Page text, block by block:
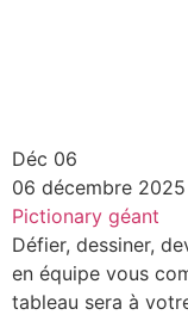
Déc 06
06 décembre 2025
Pictionary géant
Défier, dessiner,
en équipe vous
tableau sera à